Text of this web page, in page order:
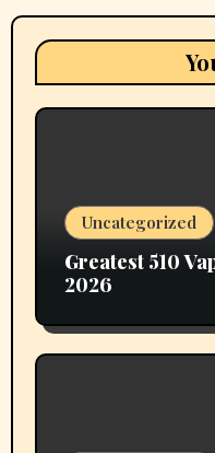
Uncategorized
Greatest 510
2026